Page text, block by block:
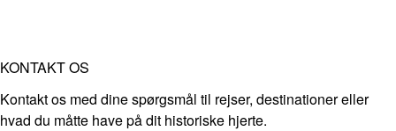
KONTAKT OS
Kontakt os med dine spørgsmål til rejser, destinationer eller
hvad du måtte have på dit historiske hjerte.